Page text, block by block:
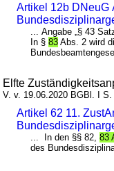
Artikel 12b DNeuG
... Angabe „§ 43
In §83 Abs. 2 wird
Elfte
V. v. 19.06.2020 BGBl. I S.
Artikel 62 11.
... In den §§ 82,83
des